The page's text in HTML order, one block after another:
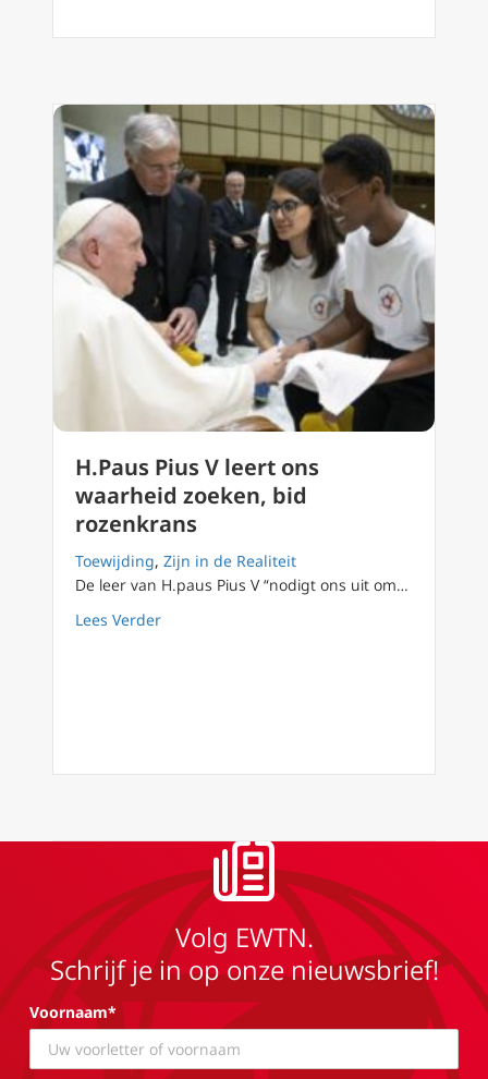
H.Paus Pius V leert ons
waarheid zoeken, bid
rozenkrans
Toewijding, Zijn in de Realiteit
De leer van H.paus Pius V “nodigt ons uit om…
Lees Verderabout H.Paus Pius V leert ons waarheid
Volg EWTN.
Schrijf je in op onze nieuwsbrief!
Voornaam*